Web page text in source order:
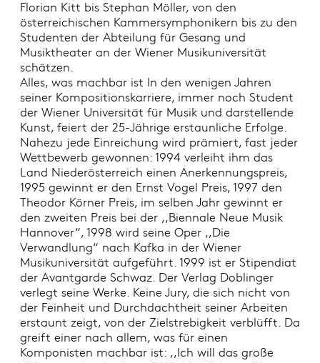
Florian Kitt bis Stephan Möller, von den
österreichischen Kammersymphonikern bis zu den
Studenten der Abteilung für Gesang und
Musiktheater an der Wiener Musikuniversität
schätzen.
Alles, was machbar ist In den wenigen Jahren
seiner Kompositionskarriere, immer noch Student
der Wiener Universität für Musik und darstellende
Kunst, feiert der 25-Jährige erstaunliche Erfolge.
Nahezu jede Einreichung wird prämiert, fast jeder
Wettbewerb gewonnen: 1994 verleiht ihm das
Land Niederösterreich einen Anerkennungspreis,
1995 gewinnt er den Ernst Vogel Preis, 1997 den
Theodor Körner Preis, im selben Jahr gewinnt er
den zweiten Preis bei der ,,Biennale Neue Musik
Hannover“, 1998 wird seine Oper ,,Die
Verwandlung“ nach Kafka in der Wiener
Musikuniversität aufgeführt. 1999 ist er Stipendiat
der Avantgarde Schwaz. Der Verlag Doblinger
verlegt seine Werke. Keine Jury, die sich nicht von
der Feinheit und Durchdachtheit seiner Arbeiten
erstaunt zeigt, von der Zielstrebigkeit verblüfft. Da
greift einer nach allem, was für einen
Komponisten machbar ist: ,,Ich will das große